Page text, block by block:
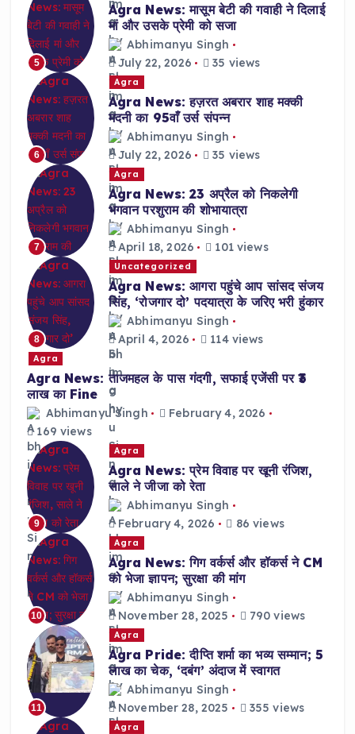
5
Agra News: मासूम बेटी की गवाही ने दिलाई
मां और उसके प्रेमी को सजा
Abhimanyu Singh
July 22, 2026
35 views
6
Agra
Agra News: हज़रत अबरार शाह मक्की
मदनी का 95वाँ उर्स संपन्न
Abhimanyu Singh
July 22, 2026
35 views
7
Agra
Agra News: 23 अप्रैल को निकलेगी
भगवान परशुराम की शोभायात्रा
Abhimanyu Singh
April 18, 2026
101 views
8
Uncategorized
Agra News: आगरा पहुंचे आप सांसद संजय
सिंह, ‘रोजगार दो’ पदयात्रा के जरिए भरी हुंकार
Abhimanyu Singh
April 4, 2026
114 views
Agra
Agra News: ताजमहल के पास गंदगी, सफाई एजेंसी पर ₹3
लाख का Fine
Abhimanyu Singh
February 4, 2026
169 views
9
Agra
Agra News: प्रेम विवाह पर खूनी रंजिश,
साले ने जीजा को रेता
Abhimanyu Singh
February 4, 2026
86 views
10
Agra
Agra News: गिग वर्कर्स और हॉकर्स ने CM
को भेजा ज्ञापन; सुरक्षा की मांग
Abhimanyu Singh
November 28, 2025
790 views
11
Agra
Agra Pride: दीप्ति शर्मा का भव्य सम्मान; 5
लाख का चेक, ‘दबंग’ अंदाज में स्वागत
Abhimanyu Singh
November 28, 2025
355 views
Agra